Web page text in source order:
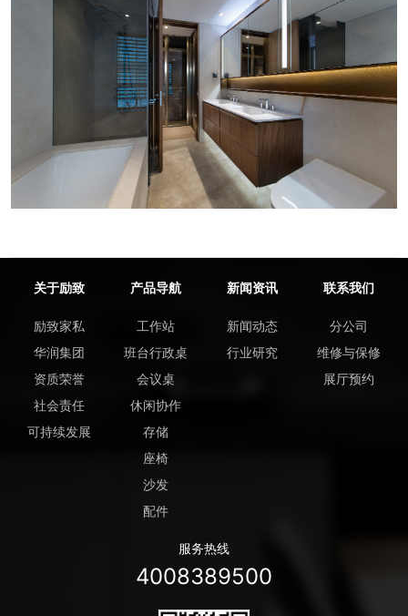
关于励致
励致家私
华润集团
资质荣誉
社会责任
可持续发展
产品导航
工作站
班台行政桌
会议桌
休闲协作
存储
座椅
沙发
配件
新闻资讯
新闻动态
行业研究
联系我们
分公司
维修与保修
展厅预约
服务热线
4008389500